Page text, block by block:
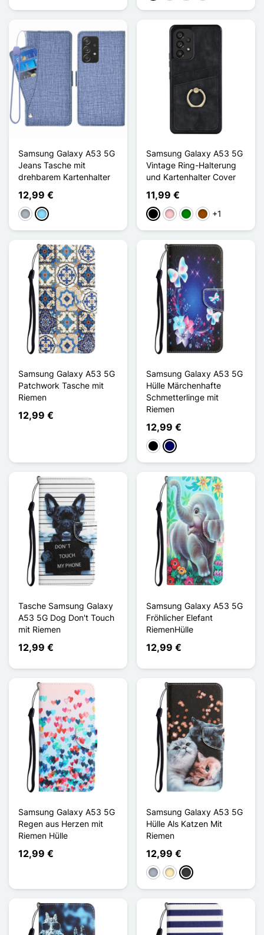
Samsung Galaxy A53 5G
Jeans Tasche mit
drehbarem Kartenhalter
12,99 €
GrauHellblau
Samsung Galaxy A53 5G
Vintage Ring-Halterung
und Kartenhalter Cover
11,99 €
Schwarz
PinkGrünBraun
+1
Samsung Galaxy A53 5G
Patchwork Tasche mit
Riemen
12,99 €
Samsung Galaxy A53 5G
Hülle Märchenhafte
Schmetterlinge mit
Riemen
12,99 €
SchwarzMarineblau
Tasche Samsung Galaxy
A53 5G Dog Don't Touch
mit Riemen
12,99 €
Samsung Galaxy A53 5G
Fröhlicher Elefant
RiemenHülle
12,99 €
Samsung Galaxy A53 5G
Regen aus Herzen mit
Riemen Hülle
12,99 €
Samsung Galaxy A53 5G
Hülle Als Katzen Mit
Riemen
12,99 €
GrauHellbraunDunkelgrau